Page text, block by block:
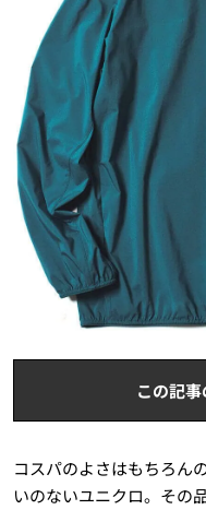
この記事
コスパのよさはもちろん
いのないユニクロ。その